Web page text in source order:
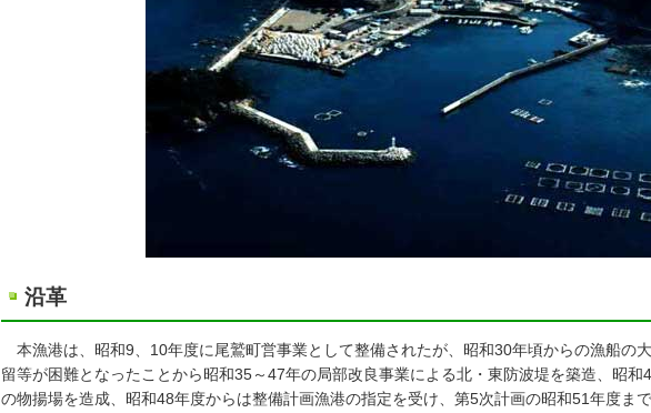
沿革
本漁港は、昭和9、10年度に尾鷲町営事業として整備されたが、昭和30年頃からの漁船の
留等が困難となったことから昭和35～47年の局部改良事業による北・東防波堤を築造、昭和
の物揚場を造成、昭和48年度からは整備計画漁港の指定を受け、第5次計画の昭和51年度ま